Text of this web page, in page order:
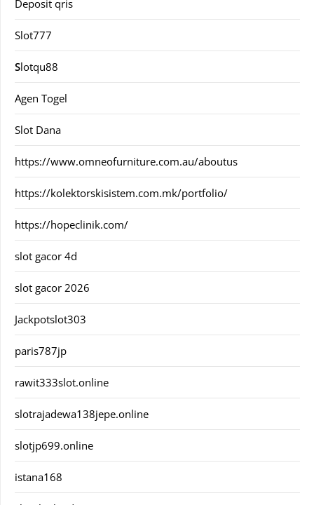
Deposit qris
Slot777
Slotqu88
Agen Togel
Slot Dana
https://www.omneofurniture.com.au/aboutus
https://kolektorskisistem.com.mk/portfolio/
https://hopeclinik.com/
slot gacor 4d
slot gacor 2026
Jackpotslot303
paris787jp
rawit333slot.online
slotrajadewa138jepe.online
slotjp699.online
istana168